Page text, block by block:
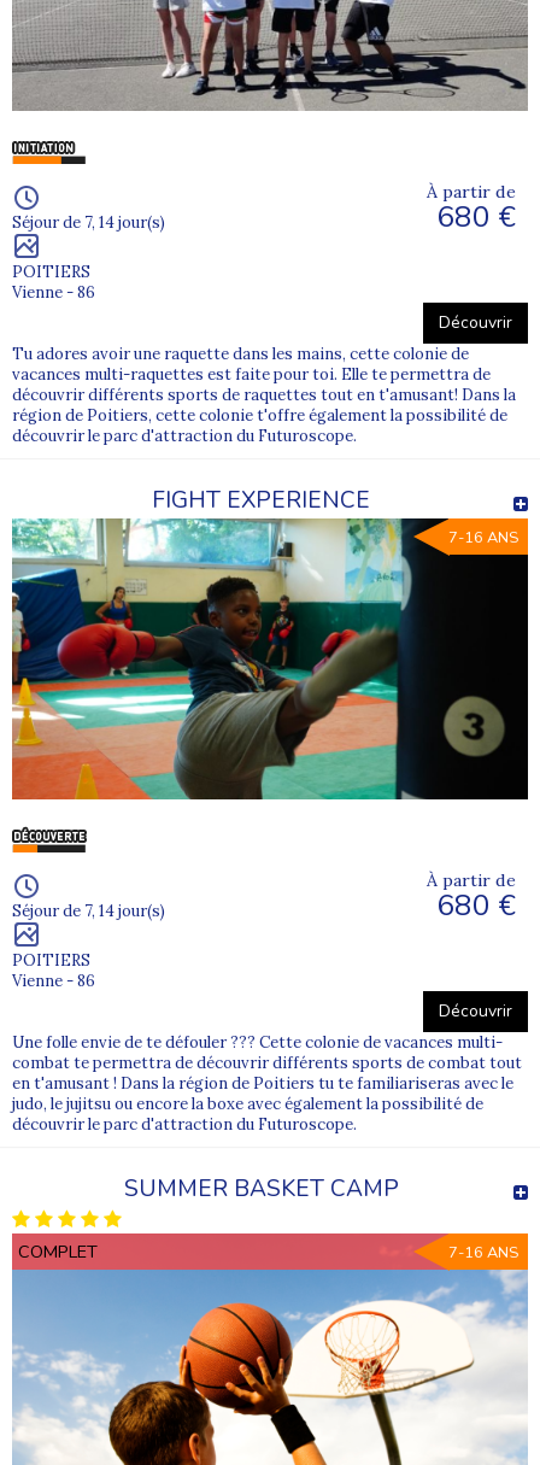
Séjour de 7, 14 jour(s)
POITIERS
Vienne - 86
À partir de
680 €
Découvrir
Tu adores avoir une raquette dans les mains, cette colonie de
vacances multi-raquettes est faite pour toi. Elle te permettra de
découvrir différents sports de raquettes tout en t'amusant! Dans la
région de Poitiers, cette colonie t'offre également la possibilité de
découvrir le parc d'attraction du Futuroscope.
FIGHT EXPERIENCE
7-16 ANS
Séjour de 7, 14 jour(s)
POITIERS
Vienne - 86
À partir de
680 €
Découvrir
Une folle envie de te défouler ??? Cette colonie de vacances multi-
combat te permettra de découvrir différents sports de combat tout
en t'amusant ! Dans la région de Poitiers tu te familiariseras avec le
judo, le jujitsu ou encore la boxe avec également la possibilité de
découvrir le parc d'attraction du Futuroscope.
SUMMER BASKET CAMP
COMPLET 7-16 ANS